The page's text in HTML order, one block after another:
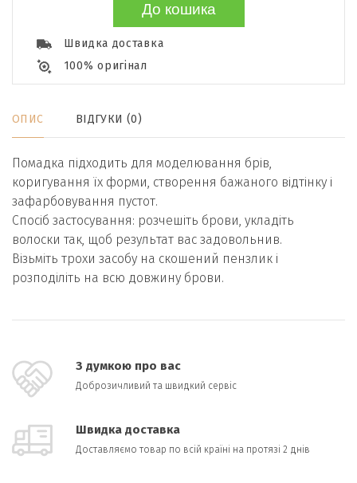
До кошика
Швидка доставка
100% оригінал
ОПИС ВІДГУКИ (0)
Помадка підходить для моделювання брів,
коригування їх форми, створення бажаного відтінку і
зафарбовування пустот.
Спосіб застосування: розчешіть брови, укладіть
волоски так, щоб результат вас задовольнив.
Візьміть трохи засобу на скошений пензлик і
розподіліть на всю довжину брови.
З думкою про вас
Доброзичливий та швидкий сервіс
Швидка доставка
Доставляємо товар по всій країні на протязі 2 днів